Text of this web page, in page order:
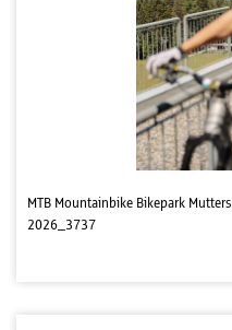
MTB Mountainbike Bikepark Mutters
2026_3737